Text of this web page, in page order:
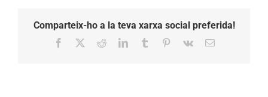
Comparteix-ho a la teva xarxa social preferida!
Facebook RedditLinkedInTumblr Pinterest
Vk Email: